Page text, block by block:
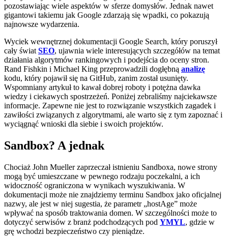
pozostawiając wiele aspektów w sferze domysłów. Jednak nawet
gigantowi takiemu jak Google zdarzają się wpadki, co pokazują
najnowsze wydarzenia.
Wyciek wewnętrznej dokumentacji Google Search, który poruszył
cały świat SEO, ujawnia wiele interesujących szczegółów na temat
działania algorytmów rankingowych i podejścia do oceny stron.
Rand Fishkin i Michael King przeprowadzili dogłębną analizę
kodu, który pojawił się na GitHub, zanim został usunięty.
Wspomniany artykuł to kawał dobrej roboty i potężna dawka
wiedzy i ciekawych spostrzeżeń. Poniżej zebraliśmy najciekawsze
informacje. Zapewne nie jest to rozwiązanie wszystkich zagadek i
zawiłości związanych z algorytmami, ale warto się z tym zapoznać i
wyciągnąć wnioski dla siebie i swoich projektów.
Sandbox? A jednak
Chociaż John Mueller zaprzeczał istnieniu Sandboxa, nowe strony
mogą być umieszczane w pewnego rodzaju poczekalni, a ich
widoczność ograniczona w wynikach wyszukiwania. W
dokumentacji może nie znajdziemy terminu Sandbox jako oficjalnej
nazwy, ale jest w niej sugestia, że parametr „hostAge” może
wpływać na sposób traktowania domen. W szczególności może to
dotyczyć serwisów z branż podchodzących pod YMYL, gdzie w
grę wchodzi bezpieczeństwo czy pieniądze.